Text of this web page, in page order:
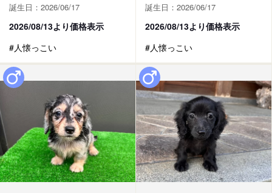
誕生日：2026/06/17
2026/08/13より価格表示
#人懐っこい
誕生日：2026/06/17
2026/08/13より価格表示
#人懐っこい